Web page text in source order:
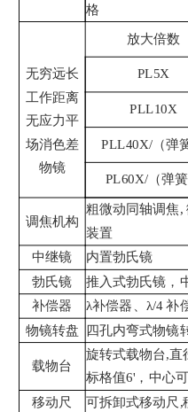
格
无穷远长
工作距离
无应力平
场消色差
物镜
放大倍数
PL5X
PLL10X
PLL40X/（弹
PL60X/（弹簧
调焦机构
粗微动同轴调焦,
装置
中继镜
内置勃氏镜
勃氏镜
推入式勃氏镜，
补偿器
λ补偿器、λ/4 补
物镜转盘
四孔内弯式物镜
载物台
旋转式载物台,直
标格值6'，中心
移动尺
可拆卸式移动尺,